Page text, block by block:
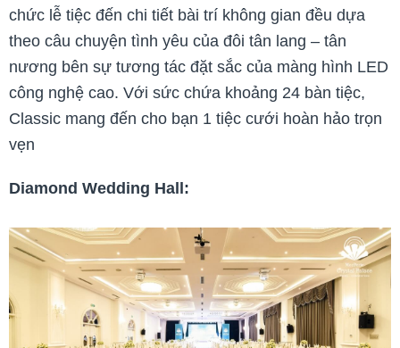
chức lễ tiệc đến chi tiết bài trí không gian đều dựa
theo câu chuyện tình yêu của đôi tân lang – tân
nương bên sự tương tác đặt sắc của màng hình LED
công nghệ cao. Với sức chứa khoảng 24 bàn tiệc,
Classic mang đến cho bạn 1 tiệc cưới hoàn hảo trọn
vẹn
Diamond Wedding Hall: